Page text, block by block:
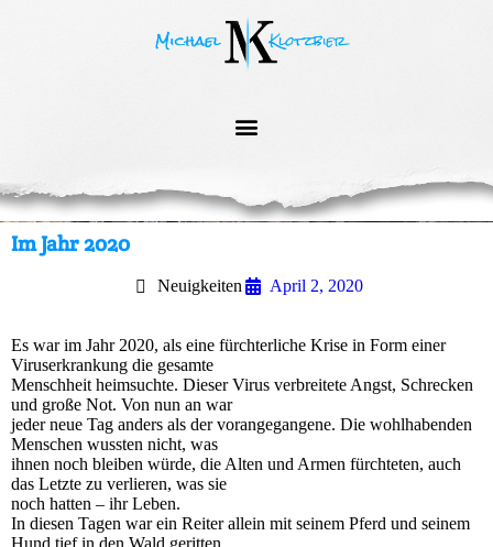
Im Jahr 2020
Neuigkeiten April 2, 2020
Es war im Jahr 2020, als eine fürchterliche Krise in Form einer
Viruserkrankung die gesamte
Menschheit heimsuchte. Dieser Virus verbreitete Angst, Schrecken
und große Not. Von nun an war
jeder neue Tag anders als der vorangegangene. Die wohlhabenden
Menschen wussten nicht, was
ihnen noch bleiben würde, die Alten und Armen fürchteten, auch
das Letzte zu verlieren, was sie
noch hatten – ihr Leben.
In diesen Tagen war ein Reiter allein mit seinem Pferd und seinem
Hund tief in den Wald geritten.